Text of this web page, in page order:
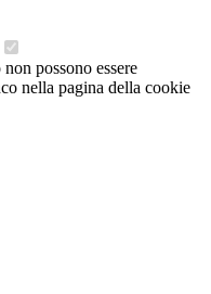
possono essere
nella pagina della cookie